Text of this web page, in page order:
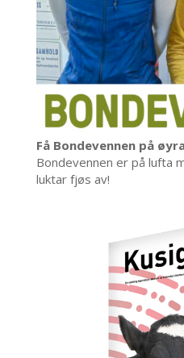
Få Bondevennen på
Bondevennen er på lufta
luktar fjøs av!